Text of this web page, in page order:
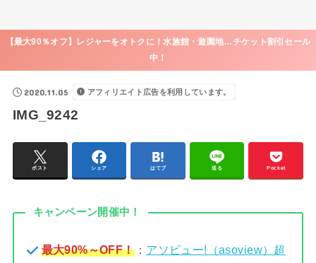
【最大90％オフ】レジャーをオトクに！水族館・遊園地…チケット割引セール
中！
2020.11.05 アフィリエイト広告を利用しています。
IMG_9242
ポスト シェア はてブ 送る Pocket
キャンペーン開催中！
最大90%～OFF！： アソビュー!（asoview）超